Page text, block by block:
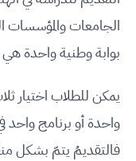
الجامعات والمؤسسات
بوابة وطنية واحدة
يمكن للطلاب اختيار
واحدة أو برنامج واحد
فالتقديمُ يتمّ بشكل